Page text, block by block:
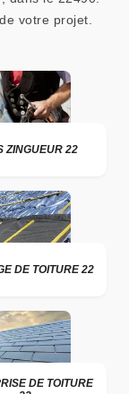
votre projet.
ZINGUEUR 22
DE TOITURE 22
DE TOITURE